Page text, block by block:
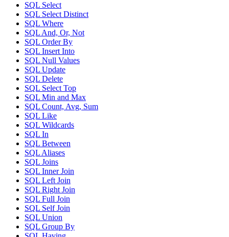
SQL Select
SQL Select Distinct
SQL Where
SQL And, Or, Not
SQL Order By
SQL Insert Into
SQL Null Values
SQL Update
SQL Delete
SQL Select Top
SQL Min and Max
SQL Count, Avg, Sum
SQL Like
SQL Wildcards
SQL In
SQL Between
SQL Aliases
SQL Joins
SQL Inner Join
SQL Left Join
SQL Right Join
SQL Full Join
SQL Self Join
SQL Union
SQL Group By